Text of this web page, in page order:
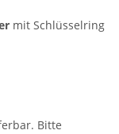
mit Schlüsselring
Bitte